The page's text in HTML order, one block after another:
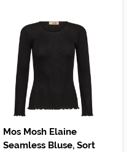
Mos Mosh Elaine
Seamless Bluse, Sort